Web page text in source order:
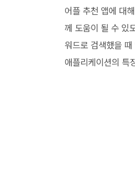
어플 추천 앱에 대
께 도움이 될 수 있
워드로 검색했을
애플리케이션의 특